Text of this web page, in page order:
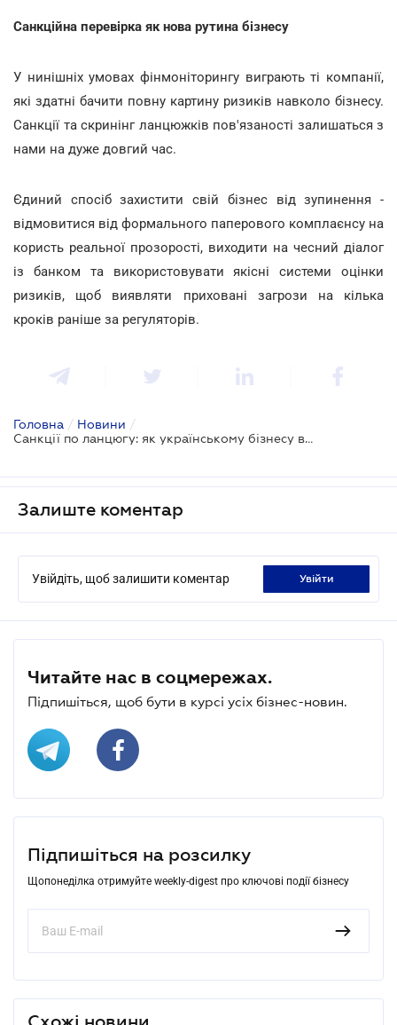
Санкційна перевірка як нова рутина бізнесу
У нинішніх умовах фінмоніторингу виграють ті компанії,
які здатні бачити повну картину ризиків навколо бізнесу.
Санкції та скринінг ланцюжків пов'язаності залишаться з
нами на дуже довгий час.
Єдиний спосіб захистити свій бізнес від зупинення -
відмовитися від формального паперового комплаєнсу на
користь реальної прозорості, виходити на чесний діалог
із банком та використовувати якісні системи оцінки
ризиків, щоб виявляти приховані загрози на кілька
кроків раніше за регуляторів.
Головна / Новини /
Санкції по ланцюгу: як українському бізнесу вижити в новій екосистемі ризиків
Залиште коментар
Увійдіть, щоб залишити коментар увійти
Читайте нас в соцмережах.
Підпишіться, щоб бути в курсі усіх бізнес-новин.
Підпишіться на розсилку
Щопонеділка отримуйте weekly-digest про ключові події бізнесу